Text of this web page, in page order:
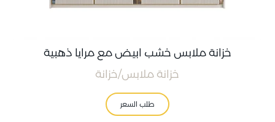
خزانة ملابس خشب ابيض مع مرايا ذهبية
خزانة ملابس/خزانة
طلب السعر